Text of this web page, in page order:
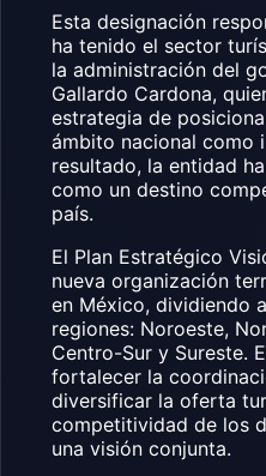
Esta designación
ha tenido el sector
la administración del
Gallardo Cardona,
estrategia de
ámbito nacional como
resultado, la entidad
como un destino
país.
El Plan Estratégico
nueva organización
en México, dividiendo
regiones: Noroeste,
Centro-Sur y Sureste.
fortalecer la
diversificar la oferta
competitividad de los
una visión conjunta.